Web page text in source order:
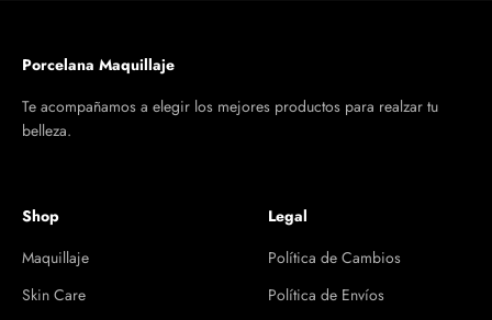
Porcelana Maquillaje
Te acompañamos a elegir los mejores productos para realzar tu
belleza.
Shop
Maquillaje
Skin Care
Legal
Política de Cambios
Política de Envíos